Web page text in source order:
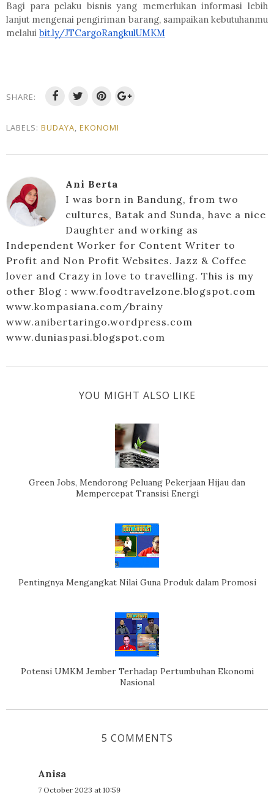
Bagi para pelaku bisnis yang memerlukan informasi lebih
lanjut mengenai pengiriman barang, sampaikan kebutuhanmu
melalui bit.ly/JTCargoRangkulUMKM
SHARE:
LABELS: BUDAYA, EKONOMI
Ani Berta
I was born in Bandung, from two
cultures, Batak and Sunda, have a nice
Daughter and working as
Independent Worker for Content Writer to
Profit and Non Profit Websites. Jazz & Coffee
lover and Crazy in love to travelling. This is my
other Blog : www.foodtravelzone.blogspot.com
www.kompasiana.com/brainy
www.anibertaringo.wordpress.com
www.duniaspasi.blogspot.com
YOU MIGHT ALSO LIKE
Green Jobs, Mendorong Peluang Pekerjaan Hijau dan
Mempercepat Transisi Energi
Pentingnya Mengangkat Nilai Guna Produk dalam Promosi
Potensi UMKM Jember Terhadap Pertumbuhan Ekonomi
Nasional
5 COMMENTS
Anisa
7 October 2023 at 10:59